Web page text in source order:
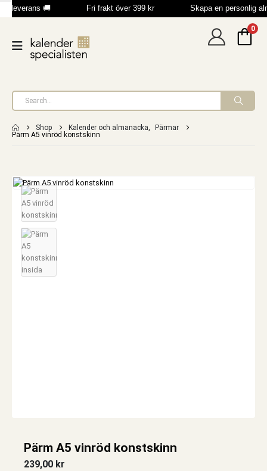
leverans 🚚 Fri frakt över 399 kr Skapa en personlig
0
Shop Kalender och almanacka,
Pärmar
Pärm A5 vinröd konstskinn
Pärm A5 vinröd konstskinn
239,00 kr